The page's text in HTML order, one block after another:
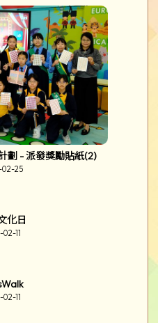
第二階段收成日
03-16
圖卡
03-12